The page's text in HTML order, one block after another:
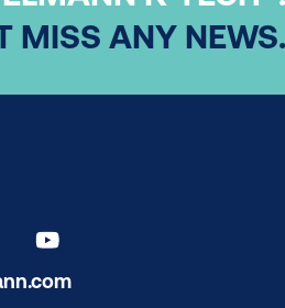
MISS ANY NEWS.